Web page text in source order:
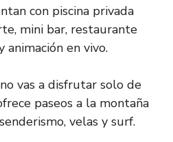
con piscina privada
mini bar, restaurante
animación en vivo.
vas a disfrutar solo de
paseos a la montaña
velas y surf.